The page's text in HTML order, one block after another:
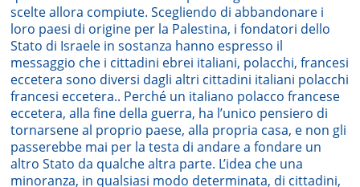
scelte allora compiute. Scegliendo di abbandonare i
loro paesi di origine per la Palestina, i fondatori dello
Stato di Israele in sostanza hanno espresso il
messaggio che i cittadini ebrei italiani, polacchi, francesi
eccetera sono diversi dagli altri cittadini italiani polacchi
francesi eccetera.. Perché un italiano polacco francese
eccetera, alla fine della guerra, ha l’unico pensiero di
tornarsene al proprio paese, alla propria casa, e non gli
passerebbe mai per la testa di andare a fondare un
altro Stato da qualche altra parte. L’idea che una
minoranza, in qualsiasi modo determinata, di cittadini,